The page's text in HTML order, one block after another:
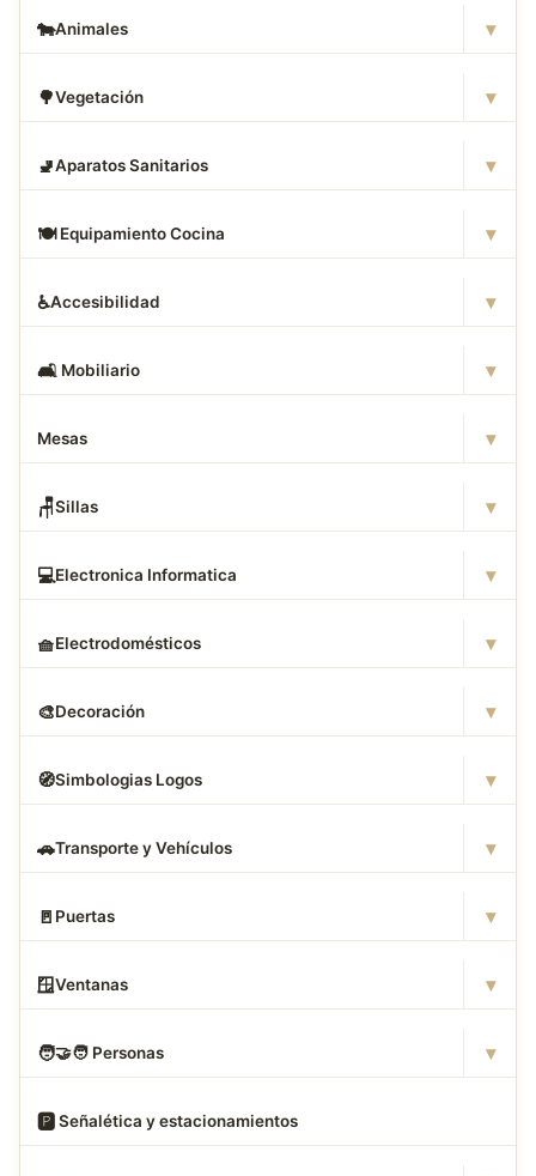
🐄Animales ▾
🌳Vegetación ▾
🚽Aparatos Sanitarios ▾
🍽️ Equipamiento Cocina ▾
♿Accesibilidad ▾
🛋 ️ Mobiliario ▾
Mesas ▾
🪑Sillas ▾
💻Electronica Informatica ▾
🧺Electrodomésticos ▾
🎨Decoración ▾
🧭Simbologias Logos ▾
🚗Transporte y Vehículos ▾
🚪 Puertas ▾
🪟Ventanas ▾
🧑‍🤝‍🧑 Personas ▾
🅿️ Señalética y estacionamientos